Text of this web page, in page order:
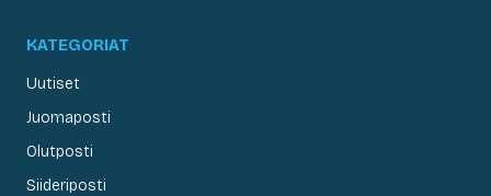
KATEGORIAT
Uutiset
Juomaposti
Olutposti
Siideriposti